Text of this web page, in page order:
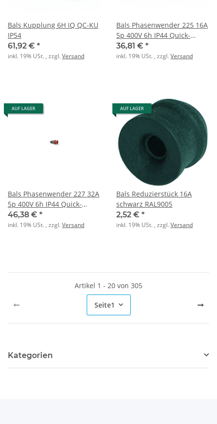
Bals Kupplung 6H IQ QC-KU
IP54
61,92 € *
inkl. 19% USt. , zzgl.Versand
Bals Phasenwender 225 16A
5p 400V 6h IP44 Quick-
Connect
36,81 € *
inkl. 19% USt. , zzgl.Versand
AUF LAGER
Bals Phasenwender 227 32A
5p 400V 6h IP44 Quick-
Connect
46,38 € *
inkl. 19% USt. , zzgl.Versand
AUF LAGER
Bals Reduzierstück 16A
schwarz RAL9005
2,52 € *
inkl. 19% USt. , zzgl.Versand
Artikel 1 - 20 von 305
Seite1
Kategorien